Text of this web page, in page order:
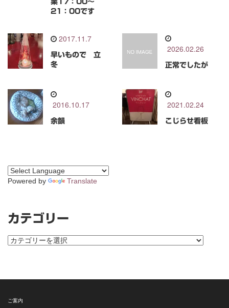
業17：00～
21：00です
2017.11.7
早いもので 立
冬
2026.02.26
正常でしたが
2016.10.17
余韻
2021.02.24
こじらせ看板
Powered by Translate
カテゴリー
カ
ー
ご案内